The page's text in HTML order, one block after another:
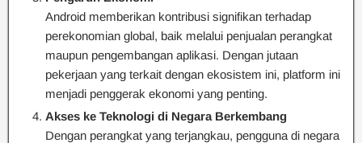
Android memberikan kontribusi signifikan terhadap
perekonomian global, baik melalui penjualan perangkat
maupun pengembangan aplikasi. Dengan jutaan
pekerjaan yang terkait dengan ekosistem ini, platform ini
menjadi penggerak ekonomi yang penting.
Akses ke Teknologi di Negara Berkembang
Dengan perangkat yang terjangkau, pengguna di negara